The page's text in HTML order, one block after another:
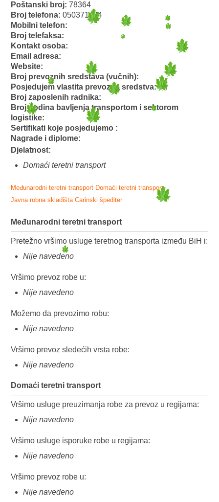
Poštanski broj:78364
Broj telefona:050371424
Mobilni telefon:
Broj telefaksa:
Kontakt osoba:
Email adresa:
Website:
Broj prevoznih sredstava (vučnih):
Posjedujem vlastita prevozna sredstva:da
Broj zaposlenih radnika:
Broj godina bavljenja transportom i sektorom
logistike:
Sertifikati koje posjedujemo :
Nagrade i diplome:
Djelatnost:
Domaći teretni transport
Međunarodni teretni transport Domaći teretni transport
Javna robna skladišta Carinski špediter
Međunarodni teretni transport
Pretežno vršimo usluge teretnog transporta između BiH i:
Nije navedeno
Vršimo prevoz robe u:
Nije navedeno
Možemo da prevozimo robu:
Nije navedeno
Vršimo prevoz sledećih vrsta robe:
Nije navedeno
Domaći teretni transport
Vršimo usluge preuzimanja robe za prevoz u regijama:
Nije navedeno
Vršimo usluge isporuke robe u regijama:
Nije navedeno
Vršimo prevoz robe u:
Nije navedeno